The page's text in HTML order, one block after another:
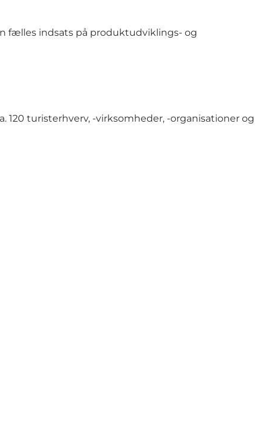
fælles indsats på produktudviklings- og
turisterhverv, -virksomheder, -organisationer og